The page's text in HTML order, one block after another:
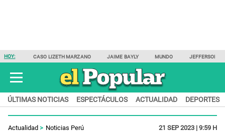
HOY: CASO LIZETH MARZANO JAIME BAYLY MUNDO JEFFERSON
ÚLTIMAS NOTICIAS ESPECTÁCULOS ACTUALIDAD DEPORTES
Actualidad Noticias Perú 21 SEP 2023 | 9:59 H